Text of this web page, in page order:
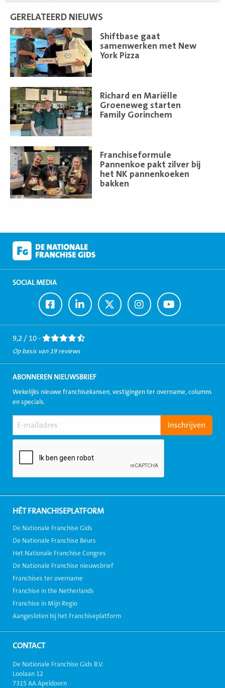
GERELATEERD NIEUWS
Shiftbase gaat
samenwerken met New
York Pizza
Lees
meer
Richard en Mariëlle
Groeneweg starten
Family Gorinchem
Lees
meer
Franchiseformule
Pannenkoe pakt zilver bij
het NK pannenkoeken
bakken
Lees
meer
SOCIAL MEDIA
Ga
naar
Facebook
Ga
naar
LinkedIn
Ga
naar
Twitter
Ga
naar
Instagram
Ga
naar
Youtube
9,2 / 10 -
Op basis van 19 reviews
ABONNEREN NIEUWSBRIEF
Wekelijks nieuwe franchisekansen, vestigingen ter overname, columns
en specials.
HÉT FRANCHISEPLATFORM
De Nationale Franchise Gids
De Nationale Franchise Beurs
Het Nationale Franchise Congres
De Nationale Franchise nieuwsbrief
Franchises ter overname
Franchise in the Netherlands
Franchise in Mijn Regio
Aangesloten bij het Franchiseplatform
CONTACT
De Nationale Franchise Gids B.V.
Loolaan 12
7315 AA Apeldoorn